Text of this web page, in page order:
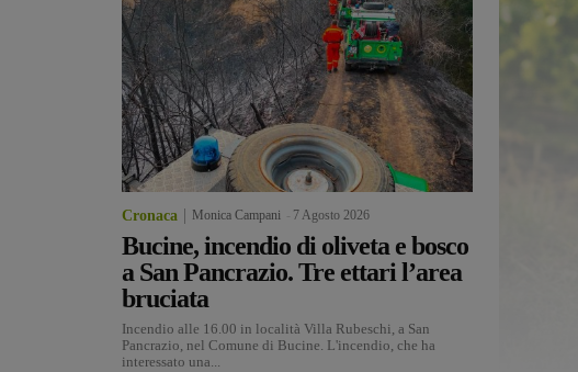
Cronaca Monica Campani 7 Agosto 2026
Bucine, incendio di oliveta e bosco
a San Pancrazio. Tre ettari l’area
bruciata
Incendio alle 16.00 in località Villa Rubeschi, a San
Pancrazio, nel Comune di Bucine. L'incendio, che ha
interessato una...